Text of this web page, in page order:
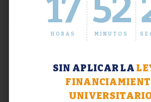
17
HORAS
52
MINUTOS
SIN APLICAR LA